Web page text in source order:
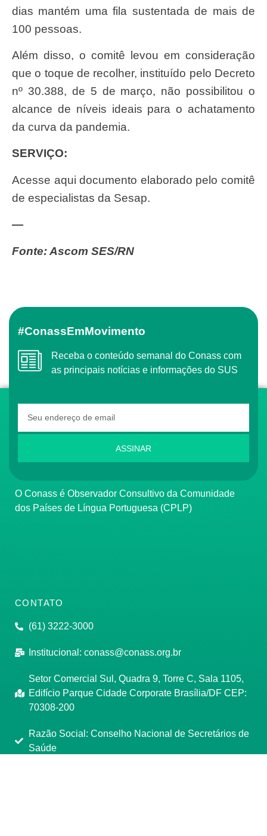
dias mantém uma fila sustentada de mais de
100 pessoas.
Além disso, o comitê levou em consideração
que o toque de recolher, instituído pelo Decreto
nº 30.388, de 5 de março, não possibilitou o
alcance de níveis ideais para o achatamento
da curva da pandemia.
SERVIÇO:
Acesse aqui documento elaborado pelo comitê
de especialistas da Sesap.
—
Fonte: Ascom SES/RN
#ConassEmMovimento
Receba o conteúdo semanal do Conass com
as principais notícias e informações do SUS
ASSINAR
O Conass é Observador Consultivo da Comunidade
dos Países de Língua Portuguesa (CPLP)
CONTATO
(61) 3222-3000
Institucional: conass@conass.org.br
Setor Comercial Sul, Quadra 9, Torre C, Sala 1105,
Edifício Parque Cidade Corporate Brasília/DF CEP:
70308-200
Razão Social: Conselho Nacional de Secretários de
Saúde